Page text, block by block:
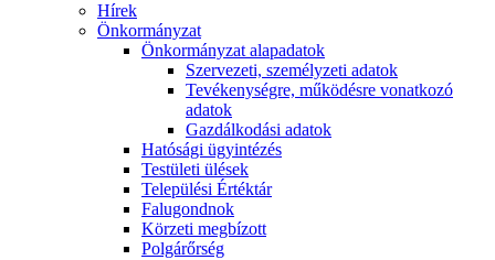
Hírek
Önkormányzat
Önkormányzat alapadatok
Szervezeti, személyzeti adatok
Tevékenységre, működésre vonatkozó
adatok
Gazdálkodási adatok
Hatósági ügyintézés
Testületi ülések
Települési Értéktár
Falugondnok
Körzeti megbízott
Polgárőrség